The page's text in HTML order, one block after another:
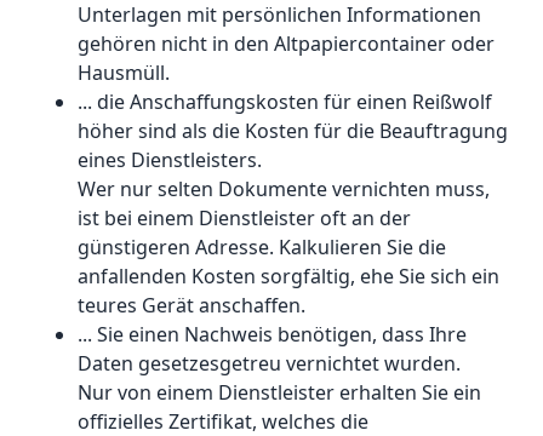
Unterlagen mit persönlichen Informationen
gehören nicht in den Altpapiercontainer oder
Hausmüll.
... die Anschaffungskosten für einen Reißwolf
höher sind als die Kosten für die Beauftragung
eines Dienstleisters.
Wer nur selten Dokumente vernichten muss,
ist bei einem Dienstleister oft an der
günstigeren Adresse. Kalkulieren Sie die
anfallenden Kosten sorgfältig, ehe Sie sich ein
teures Gerät anschaffen.
... Sie einen Nachweis benötigen, dass Ihre
Daten gesetzesgetreu vernichtet wurden.
Nur von einem Dienstleister erhalten Sie ein
offizielles Zertifikat, welches die